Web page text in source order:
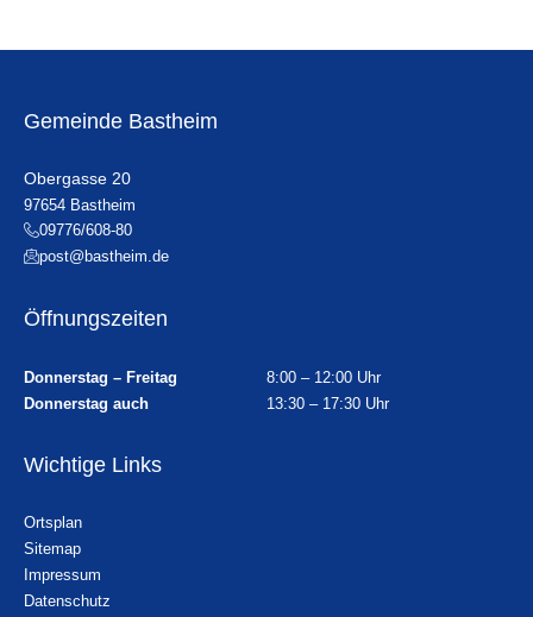
Gemeinde Bastheim
Obergasse 20
97654 Bastheim
09776/608-80
post@bastheim.de
Öffnungszeiten
Donnerstag – Freitag
8:00 – 12:00 Uhr
Donnerstag auch
13:30 – 17:30 Uhr
Wichtige Links
Ortsplan
Sitemap
Impressum
Datenschutz